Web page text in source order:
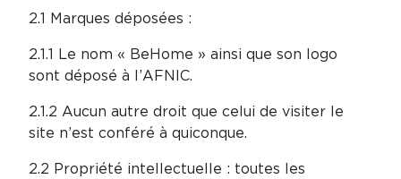
2.1 Marques déposées :
2.1.1 Le nom « BeHome » ainsi que son logo
sont déposé à l’AFNIC.
2.1.2 Aucun autre droit que celui de visiter le
site n’est conféré à quiconque.
2.2 Propriété intellectuelle : toutes les